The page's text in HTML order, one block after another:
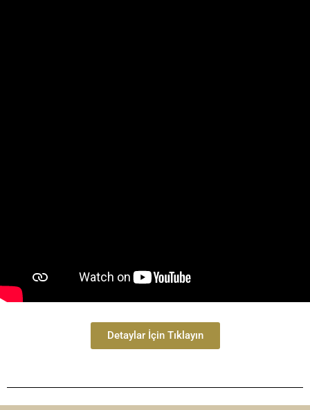
Detaylar İçin Tıklayın